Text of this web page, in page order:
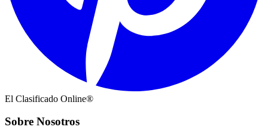
El Clasificado Online®
Sobre Nosotros